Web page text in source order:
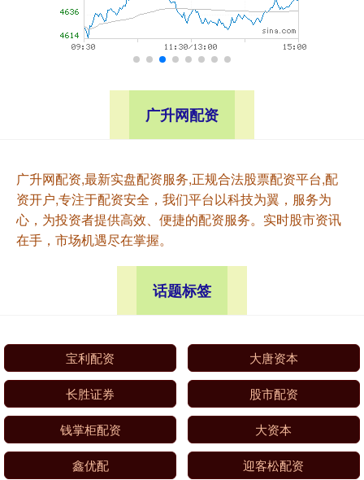
广升网配资
广升网配资,最新实盘配资服务,正规合法股票配资平台,配
资开户,专注于配资安全，我们平台以科技为翼，服务为
心，为投资者提供高效、便捷的配资服务。实时股市资讯
在手，市场机遇尽在掌握。
话题标签
宝利配资 大唐资本
长胜证券 股市配资
钱掌柜配资 大资本
鑫优配 迎客松配资